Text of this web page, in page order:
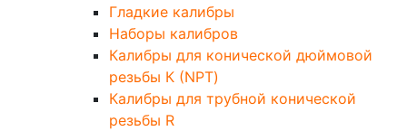
Гладкие калибры
Наборы калибров
Калибры для конической дюймовой
резьбы К (NPT)
Калибры для трубной конической
резьбы R